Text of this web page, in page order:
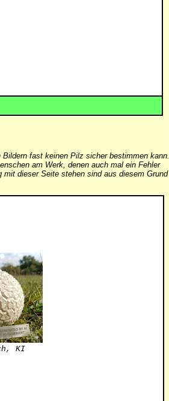
fast keinen Pilz sicher bestimmen kann.
am Werk, denen auch mal ein Fehler
dieser Seite stehen sind aus diesem Grund
KI